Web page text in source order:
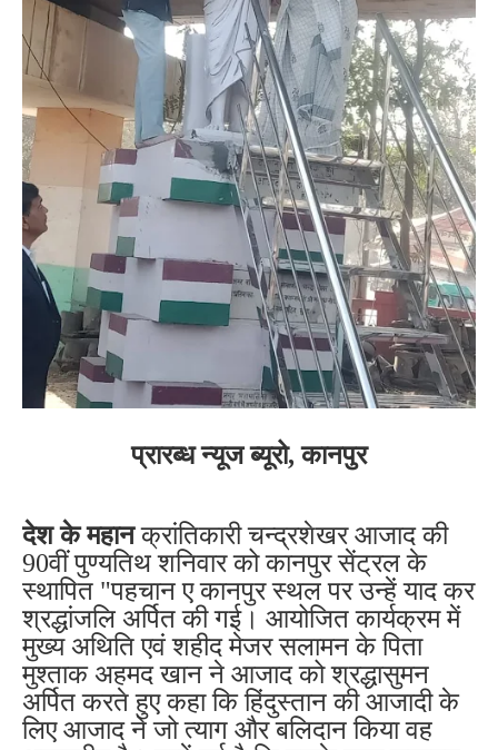
प्रारब्ध न्यूज ब्यूरो,कानपुर
देश के महानक्रांतिकारी चन्द्रशेखर आजाद की
90वीं पुण्यतिथ शनिवार को कानपुर सेंट्रल के
स्थापित "पहचान ए कानपुर स्थल पर उन्हें याद कर
श्रद्धांजलि अर्पित की गई। आयोजित कार्यक्रम में
मुख्य अथिति एवं शहीद मेजर सलामन के पिता
मुश्ताक अहमद खान ने आजाद को श्रद्धासुमन
अर्पित करते हुए कहा कि हिंदुस्तान की आजादी के
लिए आजाद ने जो त्याग और बलिदान किया वह